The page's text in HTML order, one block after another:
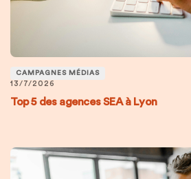
CAMPAGNES MÉDIAS
13/7/2026
Top 5 des agences SEA à Lyon